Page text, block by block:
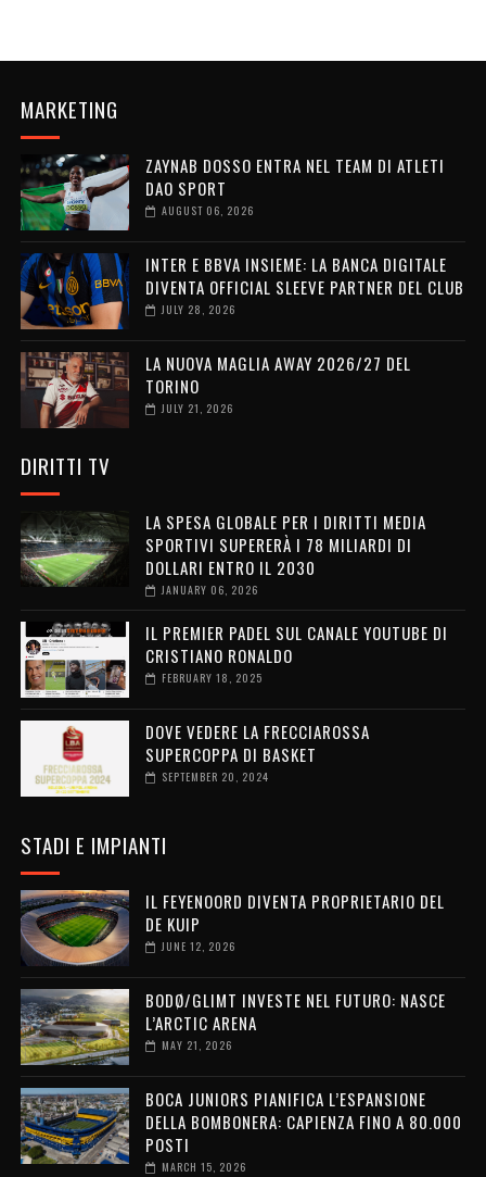
MARKETING
ZAYNAB DOSSO ENTRA NEL TEAM DI ATLETI
DAO SPORT
AUGUST 06, 2026
INTER E BBVA INSIEME: LA BANCA DIGITALE
DIVENTA OFFICIAL SLEEVE PARTNER DEL CLUB
JULY 28, 2026
LA NUOVA MAGLIA AWAY 2026/27 DEL
TORINO
JULY 21, 2026
DIRITTI TV
LA SPESA GLOBALE PER I DIRITTI MEDIA
SPORTIVI SUPERERÀ I 78 MILIARDI DI
DOLLARI ENTRO IL 2030
JANUARY 06, 2026
IL PREMIER PADEL SUL CANALE YOUTUBE DI
CRISTIANO RONALDO
FEBRUARY 18, 2025
DOVE VEDERE LA FRECCIAROSSA
SUPERCOPPA DI BASKET
SEPTEMBER 20, 2024
STADI E IMPIANTI
IL FEYENOORD DIVENTA PROPRIETARIO DEL
DE KUIP
JUNE 12, 2026
BODØ/GLIMT INVESTE NEL FUTURO: NASCE
L’ARCTIC ARENA
MAY 21, 2026
BOCA JUNIORS PIANIFICA L’ESPANSIONE
DELLA BOMBONERA: CAPIENZA FINO A 80.000
POSTI
MARCH 15, 2026